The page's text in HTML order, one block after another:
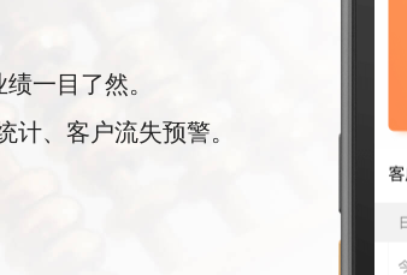
一目了然。
、客户流失预警。